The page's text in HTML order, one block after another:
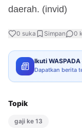
daerah. (invid)
0 suka Simpan 0
Ikuti
Dapatkan berita
Topik
gaji ke 13